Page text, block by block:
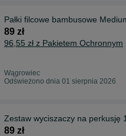
Pałki filcowe bambusowe
89 zł
96,55 zł z Pakietem Ochronnym
Wągrowiec
Odświeżono dnia 01 sierpnia 2026
Zestaw wyciszaczy na perkusję
89 zł